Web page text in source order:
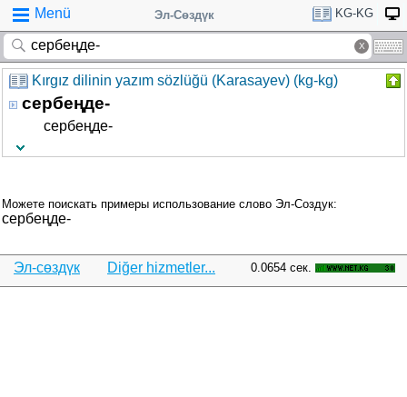
Menü Эл-Сөздүк KG-KG
Kırgız dilinin yazım sözlüğü (Karasayev) (kg-kg)
сербеңде-
сербеңде-
Можете поискать примеры использование слово Эл-Создук:
сербеңде-
Эл-сөздүк Diğer hizmetler... 0.0654 сек.